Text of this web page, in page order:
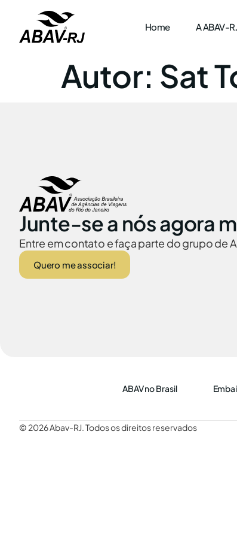
Home A ABAV-
Autor: Sat
Junte-se a nós agora
Entre em contato e faça parte do grupo de
Quero me associar!
ABAV no Brasil
© 2026 Abav-RJ. Todos os direitos reservados